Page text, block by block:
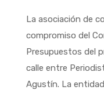
La asociación de
compromiso del
Presupuestos del
calle entre
Agustín. La